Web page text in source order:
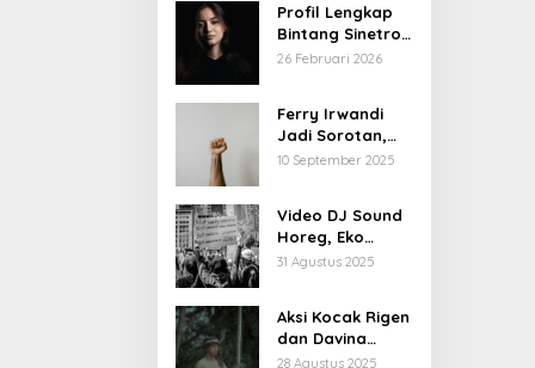
Profil Lengkap
Bintang Sinetron
Mencintai Ipar
26 Februari 2026
Ferry Irwandi
Jadi Sorotan,
Begini Latar
10 September 2025
Video DJ Sound
Horeg, Eko
Patrio Buka
31 Agustus 2025
Aksi Kocak Rigen
dan Davina
Karamoy di Film
28 Agustus 2025